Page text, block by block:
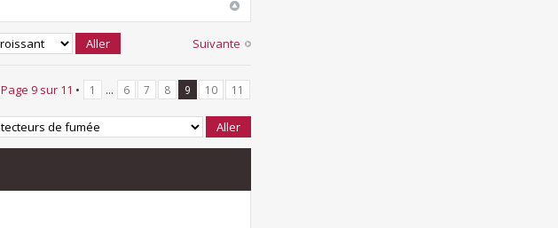
Suivante
Page 9 sur 11 • 1 ... 6 7 8 9 10 11